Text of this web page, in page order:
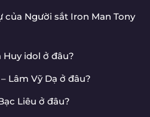
Người sắt Iron Man Tony
Huy idol ở đâu?
Lâm Vỹ Dạ ở đâu?
Liêu ở đâu?